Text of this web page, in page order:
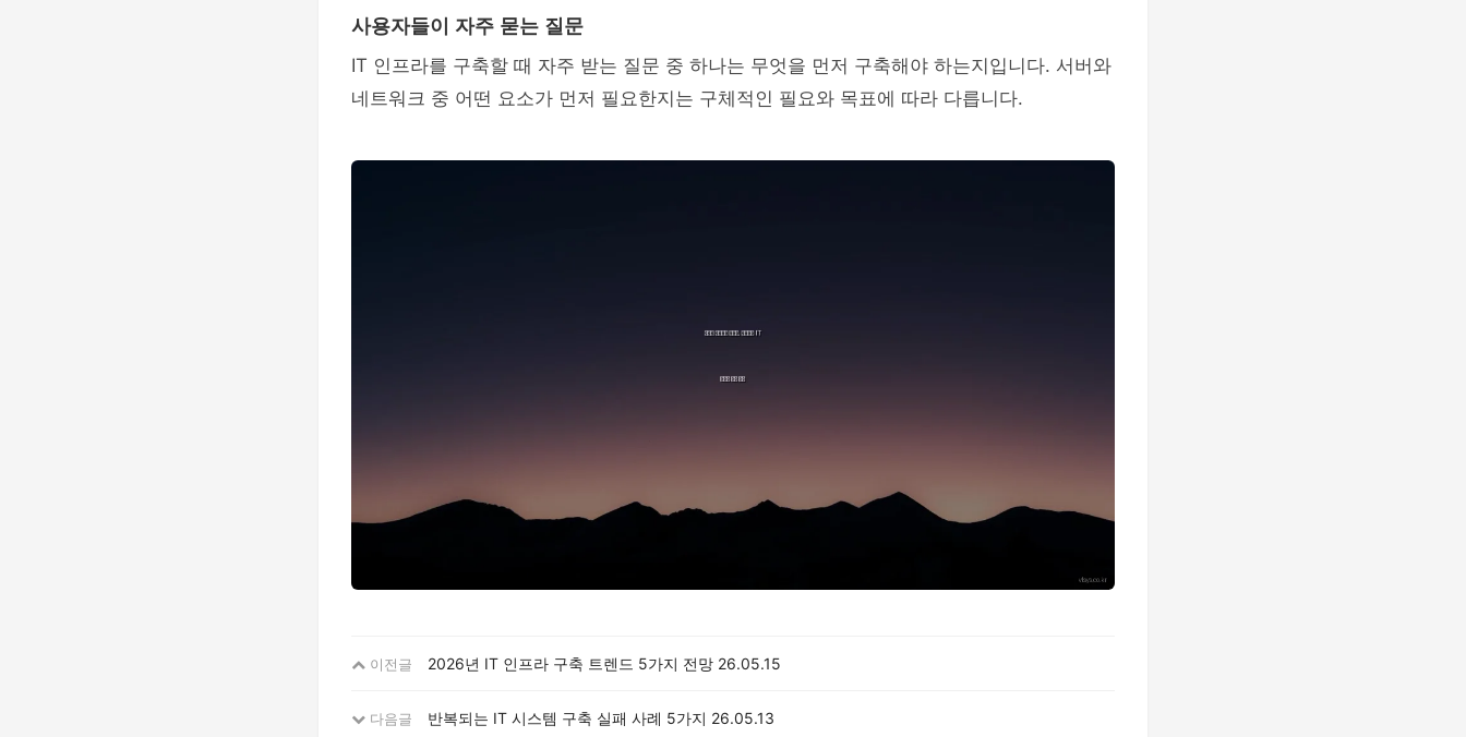
사용자들이 자주 묻는 질문
IT 인프라를 구축할 때 자주 받는 질문 중 하나는 무엇을 먼저 구축해야 하는지입니다. 서버와
네트워크 중 어떤 요소가 먼저 필요한지는 구체적인 필요와 목표에 따라 다릅니다.
이전글 2026년 IT 인프라 구축 트렌드 5가지 전망 26.05.15
다음글 반복되는 IT 시스템 구축 실패 사례 5가지 26.05.13